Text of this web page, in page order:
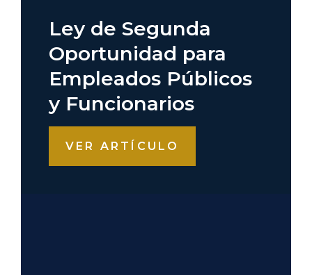
Ley de Segunda
Oportunidad para
Empleados Públicos
y Funcionarios
VER ARTÍCULO